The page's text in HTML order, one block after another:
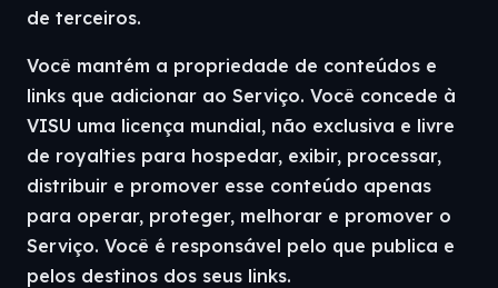
de terceiros.
Você mantém a propriedade de conteúdos e
links que adicionar ao Serviço. Você concede à
VISU uma licença mundial, não exclusiva e livre
de royalties para hospedar, exibir, processar,
distribuir e promover esse conteúdo apenas
para operar, proteger, melhorar e promover o
Serviço. Você é responsável pelo que publica e
pelos destinos dos seus links.